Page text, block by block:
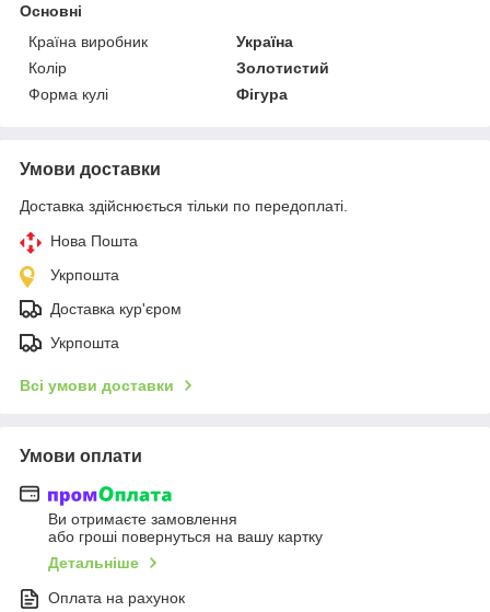
Основні
Країна виробник
Україна
Колір
Золотистий
Форма кулі
Фігура
Умови доставки
Доставка здійснюється тільки по передоплаті.
Нова Пошта
Укрпошта
Доставка кур'єром
Укрпошта
Всі умови доставки
Умови оплати
Ви отримаєте замовлення
або гроші повернуться на вашу картку
Детальніше
Оплата на рахунок